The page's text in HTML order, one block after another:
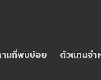
ามที่พบบ่อย
ตัวแทนจำ